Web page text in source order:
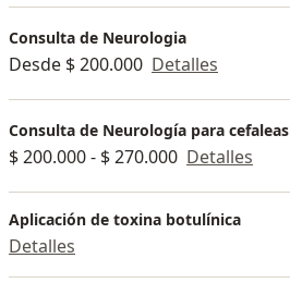
Consulta de Neurologia
Desde $ 200.000 Detalles
Consulta de Neurología para cefaleas
$ 200.000 - $ 270.000 Detalles
Aplicación de toxina botulínica
Detalles